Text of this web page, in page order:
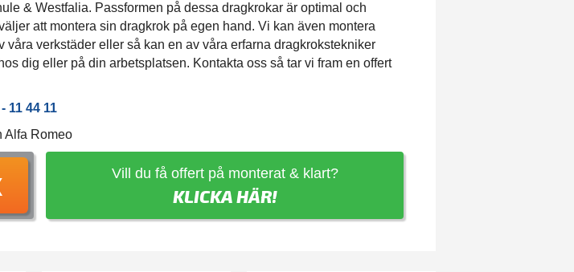
& Westfalia. Passformen på dessa dragkrokar är optimal och
att montera sin dragkrok på egen hand. Vi kan även montera
verkstäder eller så kan en av våra erfarna dragkrokstekniker
dig eller på din arbetsplatsen. Kontakta oss så tar vi fram en offert
11 44 11
Alfa Romeo
Vill du få offert på monterat & klart?
KLICKA HÄR!